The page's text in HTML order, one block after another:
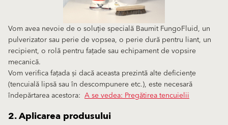
Vom avea nevoie de o soluție specială Baumit FungoFluid, un
pulverizator sau perie de vopsea, o perie dură pentru liant, un
recipient, o rolă pentru fațade sau echipament de vopsire
mecanică.
Vom verifica fațada și dacă aceasta prezintă alte deficiențe
(tencuială lipsă sau în descompunere etc.), este necesară
îndepărtarea acestora: A se vedea: Pregătirea tencuielii
2. Aplicarea produsului